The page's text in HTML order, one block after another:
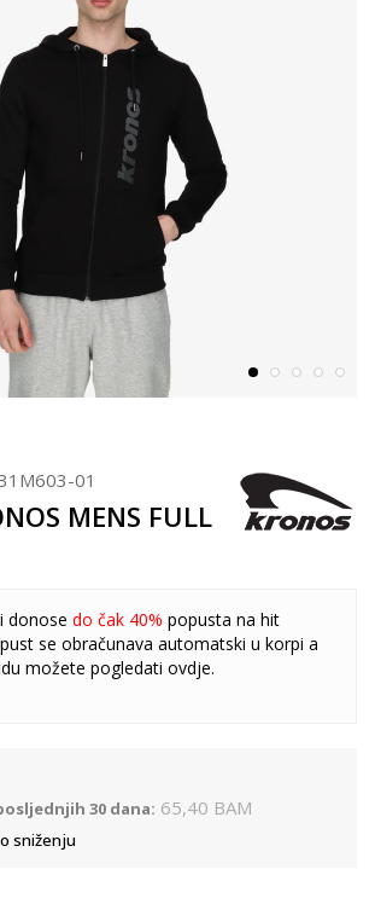
01
MENS FULL
donose do čak 40% popusta na hit
se obračunava automatski u korpi a
možete pogledati ovdje.
30 dana: 65,40 BAM
sniženju